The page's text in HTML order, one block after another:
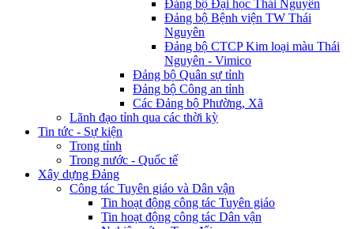
Đảng bộ Đại học Thái Nguyên
Đảng bộ Bệnh viện TW Thái
Nguyên
Đảng bộ CTCP Kim loại màu Thái
Nguyên - Vimico
Đảng bộ Quân sự tỉnh
Đảng bộ Công an tỉnh
Các Đảng bộ Phường, Xã
Lãnh đạo tỉnh qua các thời kỳ
Tin tức - Sự kiện
Trong tỉnh
Trong nước - Quốc tế
Xây dựng Đảng
Công tác Tuyên giáo và Dân vận
Tin hoạt động công tác Tuyên giáo
Tin hoạt động công tác Dân vận